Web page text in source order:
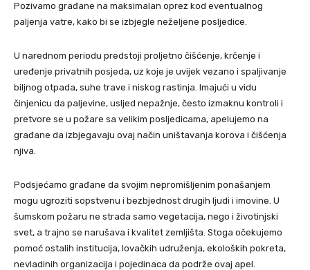
Pozivamo građane na maksimalan oprez kod eventualnog
paljenja vatre, kako bi se izbjegle neželjene posljedice.
U narednom periodu predstoji proljetno čišćenje, krčenje i
uređenje privatnih posjeda, uz koje je uvijek vezano i spaljivanje
biljnog otpada, suhe trave i niskog rastinja. Imajući u vidu
činjenicu da paljevine, usljed nepažnje, često izmaknu kontroli i
pretvore se u požare sa velikim posljedicama, apelujemo na
građane da izbjegavaju ovaj način uništavanja korova i čišćenja
njiva.
Podsjećamo građane da svojim nepromišljenim ponašanjem
mogu ugroziti sopstvenu i bezbjednost drugih ljudi i imovine. U
šumskom požaru ne strada samo vegetacija, nego i životinjski
svet, a trajno se narušava i kvalitet zemljišta. Stoga očekujemo
pomoć ostalih institucija, lovačkih udruženja, ekoloških pokreta,
nevladinih organizacija i pojedinaca da podrže ovaj apel.